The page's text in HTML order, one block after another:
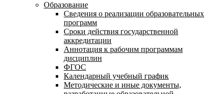
Образование
Сведения о реализации образовательных
программ
Сроки действия государственной
аккредитации
Аннотация к рабочим программам
дисциплин
ФГОС
Календарный учебный график
Методические и иные документы,